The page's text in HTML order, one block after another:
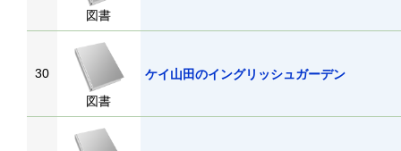
図書
30
図書
ケイ山田のイングリッシュガーデン